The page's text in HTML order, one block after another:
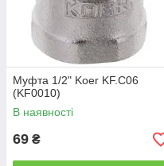
Муфта 1/2" Koer KF.C06
(KF0010)
В наявності
69 ₴